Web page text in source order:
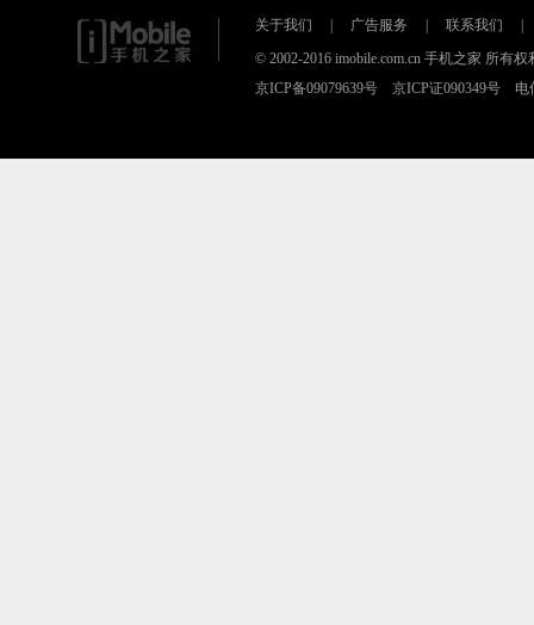
关于我们 广告服务 联系我们
© 2002-2016 imobile.com.cn 手机之家 所有
京ICP备09079639号 京ICP证090349号 电